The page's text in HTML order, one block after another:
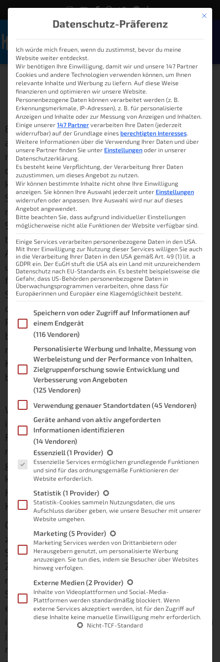
Dein ioBroker AI-Chatbot
Lukas Knöller 17. Februar 2024 08:00
Einer meiner größten Wünsche ist es, eine Art
allgegenwärtigen und intelligenten Bot für
mein Smart Home zu haben. Mein Bot soll
dabei in natürlicher Sprache kommunizieren
können und Wissen sowie Daten aus dem
Smart Home intelligent verknüpfen. Als Basis
nutze ich hierfür die Daten meines eigenen
Smart Homes basierend auf ioBroker. Ich
brauche also gewissermaßen einen ioBroker
AI-Chatbot, der mich in sämtlichen Bereichen
unterstützen kann. Meine große Leidenschaft
für intelligente Chatbots ist dabei nicht neu.
Schon in meiner Bachelor-Thesis habe ich
darüber geschrieben und einen ersten
Prototypen (ohne KI) entwickelt. Und auch
beim ChatGPT nutzen hat diese Leidenschaft
nicht gerade abgenommen. Nur einen eigenen
KI Chatbot programmieren, das habe ich mir
bislang nicht zugetraut.
Warum ich darüber nun einen eigenen Artikel
in meinem Blog schreiben möchte, wissen
Follower auf Threads
( folge mir! 😉 )
möglicherweise bereits. Denn mir ist es
gelungen, die Kombination zwischen
künstlicher Intelligenz und meinem Smart
Home herzustellen. Zumindest in Sachen
Kommunikation.
Ob das Projekt für mein
zukunftsfähig ist oder aktuell eher eine
Spielerei, weiß ich an dieser Stelle noch nicht.
Zum Zeitpunkt der Erstellung des Artikels, sind
meine Integration und mein Bot noch keine 24
Stunden alt. Und dennoch halte ich es für
enorm interessant, darüber zu erzählen. Denn
im Grunde kann über diese Integration wirklich
jeder einen AI-basierten Chatbot mit ioBroker
realisieren. Und das empfinde ich persönlich
Mit
Datenschutz-Präferenz
Ich würde mich freuen, wenn du zustimmst, bevor du meine
Website weiter entdeckst.
Wir benötigen Ihre Einwilligung, damit wir und unsere 147 Partner
Cookies und andere Technologien verwenden können, um Ihnen
relevante Inhalte und Werbung zu liefern. Auf diese Weise
finanzieren und optimieren wir unsere Website.
Personenbezogene Daten können verarbeitet werden (z. B.
Erkennungsmerkmale, IP-Adressen), z. B. für personalisierte
Anzeigen und Inhalte oder zur Messung von Anzeigen und Inhalten.
Einige unserer 147 Partner verarbeiten Ihre Daten (jederzeit
widerrufbar) auf der Grundlage eines berechtigten Interesses.
Weitere Informationen über die Verwendung Ihrer Daten und über
unsere Partner finden Sie unter Einstellungen oder in unserer
Datenschutzerklärung.
Es besteht keine Verpflichtung, der Verarbeitung Ihrer Daten
zuzustimmen, um dieses Angebot zu nutzen.
Wir können bestimmte Inhalte nicht ohne Ihre Einwilligung
anzeigen. Sie können Ihre Auswahl jederzeit unter Einstellungen
widerrufen oder anpassen. Ihre Auswahl wird nur auf dieses
Angebot angewendet.
Bitte beachten Sie, dass aufgrund individueller Einstellungen
möglicherweise nicht alle Funktionen der Website verfügbar sind.
Einige Services verarbeiten personenbezogene Daten in den USA.
Mit Ihrer Einwilligung zur Nutzung dieser Services willigen Sie auch
in die Verarbeitung Ihrer Daten in den USA gemäß Art. 49 (1) lit. a
GDPR ein. Der EuGH stuft die USA als ein Land mit unzureichendem
Datenschutz nach EU-Standards ein. Es besteht beispielsweise die
Gefahr, dass US-Behörden personenbezogene Daten in
Überwachungsprogrammen verarbeiten, ohne dass für
Europäerinnen und Europäer eine Klagemöglichkeit besteht.
Im Folgenden finden Sie eine Liste der Zwecke des IAB
Speichern von oder Zugriff auf Informationen auf
einem Endgerät
(116 Vendoren)
Personalisierte Werbung und Inhalte, Messung von
Werbeleistung und der Performance von Inhalten,
Zielgruppenforschung sowie Entwicklung und
Verbesserung von Angeboten
(125 Vendoren)
Verwendung genauer Standortdaten(45 Vendoren)
Geräte anhand von aktiv angeforderten
Informationen identifizieren
(14 Vendoren)
Es folgt eine Liste der Service-Gruppen, für die eine
Essenziell(1 Provider)
Essenzielle Services ermöglichen grundlegende Funktionen
und sind für das ordnungsgemäße Funktionieren der
Website erforderlich.
Statistik (1 Provider)
Statistik-Cookies sammeln Nutzungsdaten, die uns
Aufschluss darüber geben, wie unsere Besucher mit unserer
Website umgehen.
Marketing(5 Provider)
Marketing Services werden von Drittanbietern oder
Herausgebern genutzt, um personalisierte Werbung
anzuzeigen. Sie tun dies, indem sie Besucher über Websites
hinweg verfolgen.
Externe Medien(2 Provider)
Inhalte von Videoplattformen und Social-Media-
Plattformen werden standardmäßig blockiert. Wenn
externe Services akzeptiert werden, ist für den Zugriff auf
diese Inhalte keine manuelle Einwilligung mehr erforderlich.
Nicht-TCF-Standard